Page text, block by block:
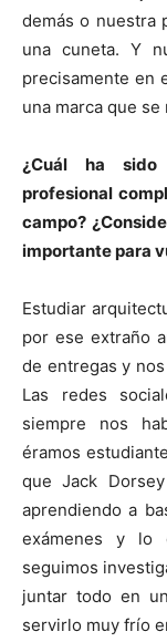
demás o nuestra
una cuneta. Y
precisamente en
una marca que
¿Cuál ha sido
profesional
campo?
importante para
Estudiar
por ese extraño
de entregas y
Las redes
siempre nos
éramos
que Jack
aprendiendo a
exámenes y lo
seguimos
juntar todo en
servirlo muy frío